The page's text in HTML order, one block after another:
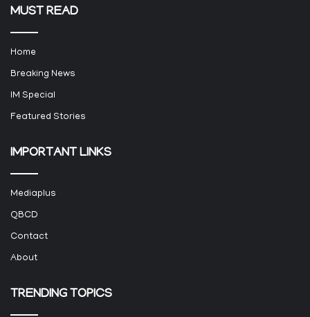
MUST READ
Home
Breaking News
IM Special
Featured Stories
IMPORTANT LINKS
Mediaplus
QBCD
Contact
About
TRENDING TOPICS